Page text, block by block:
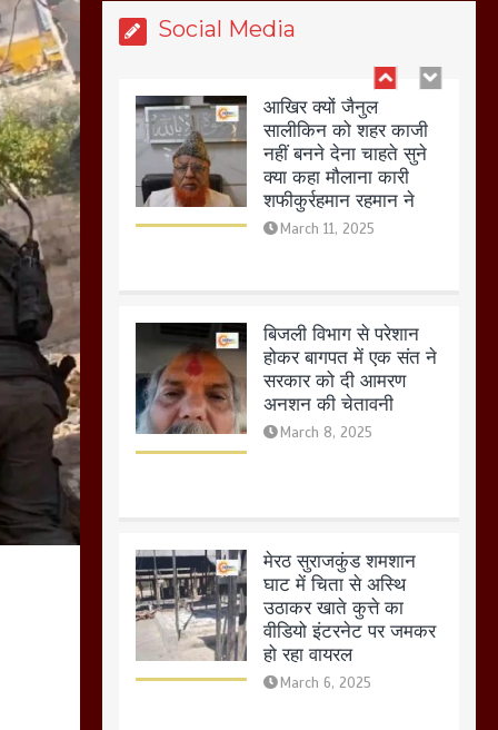
Social Mediaशफीकुर्रहमान रहमान ने
बिजली विभाग से परेशान
होकर बागपत में एक संत ने
सरकार को दी आमरण
अनशन की चेतावनी
मेरठ सुराजकुंड शमशान
घाट में चिता से अस्थि
उठाकर खाते कुत्ते का
होलिका रखने पर लात मार
कर होलिका को किया तहस
नहस,मोहल्ले वालों के साथ
की गई गाली गलोच ,कहा